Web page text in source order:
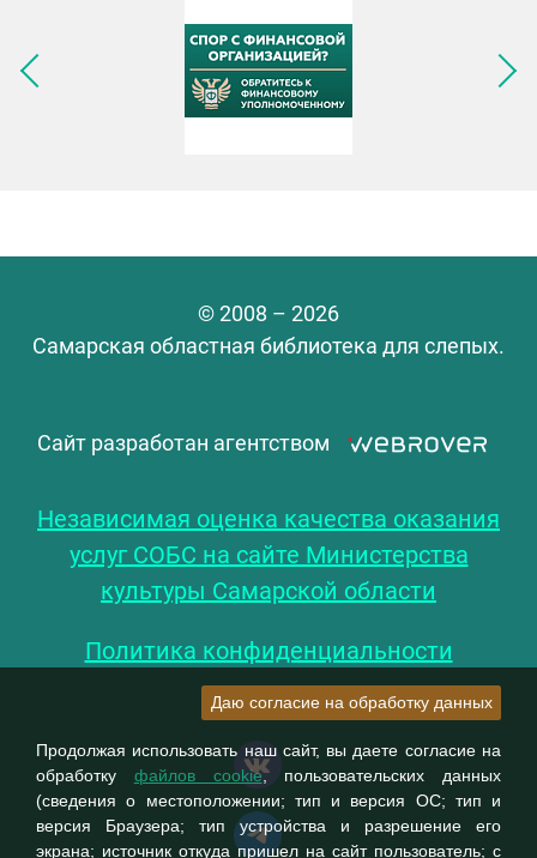
Следующее изображение
© 2008 – 2026
Самарская областная библиотека для слепых.
Сайт разработан агентством
Независимая оценка качества оказания
услуг СОБС на сайте Министерства
культуры Самарской области
Политика конфиденциальности
Даю согласие на обработку данных
Продолжая использовать наш сайт, вы даете согласие на
обработку файлов cookie, пользовательских данных
(сведения о местоположении; тип и версия ОС; тип и
версия Браузера; тип устройства и разрешение его
экрана; источник откуда пришел на сайт пользователь; с